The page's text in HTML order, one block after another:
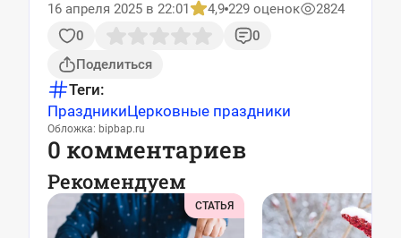
16 апреля 2025 в 22:01
4,9 229 оценок
2824
0
0
Поделиться
Теги:
ПраздникиЦерковные праздники
Обложка: bipbap.ru
0 комментариев
Рекомендуем
СТАТЬЯ